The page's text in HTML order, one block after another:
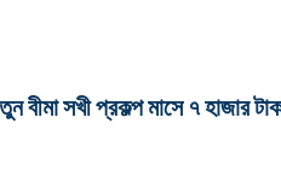
প্রকল্প মাসে ৭ হাজার